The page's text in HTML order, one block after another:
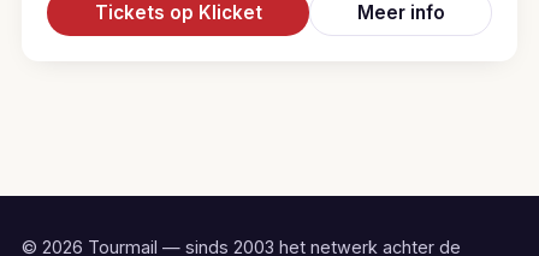
Tickets op Klicket Meer info
© 2026 Tourmail — sinds 2003 het netwerk achter de